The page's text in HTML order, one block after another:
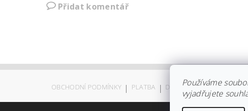
Přidat komentář
OBCHODNÍ PODMÍNKY | PLATBA | DOPRAVA | KOLEKCE
Používáme
vyjadřujete